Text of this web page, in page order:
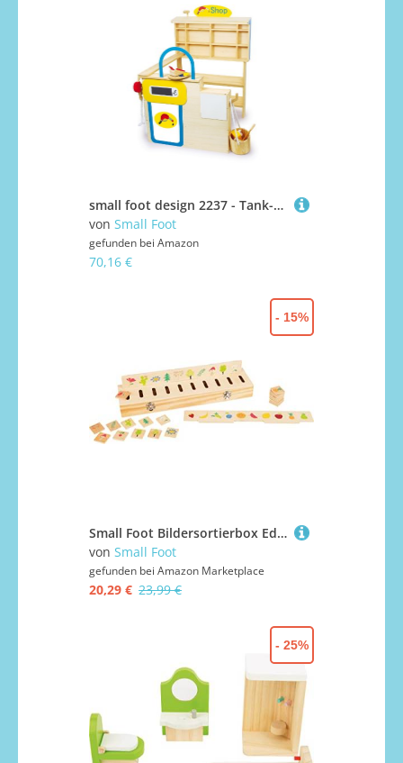
small foot design 2237 - Tank-Shop
von Small Foot
gefunden bei Amazon
70,16 €
Small Foot Bildersortierbox Educate aus Holz, schult die Form- und Farberkennung, für Kinder ab 3 Jahren, 11325
von Small Foot
gefunden bei Amazon Marketplace
20,29 € 23,99 €
- 15%
- 25%